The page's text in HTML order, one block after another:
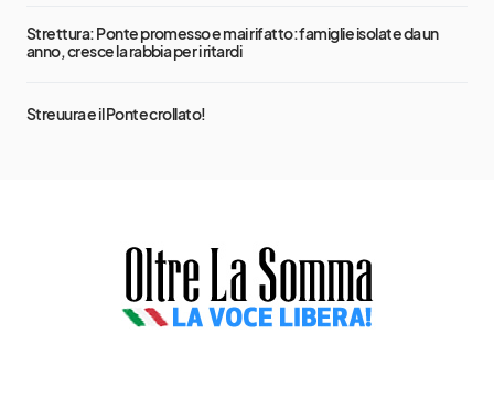
Strettura: Ponte promesso e mai rifatto: famiglie isolate da un
anno, cresce la rabbia per i ritardi
Streuura e il Ponte crollato!